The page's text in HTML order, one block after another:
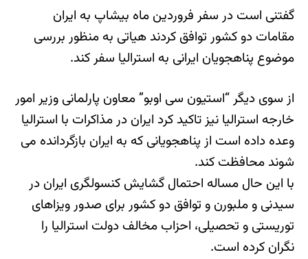
گفتنی است در سفر فروردین ماه بیشاپ به ایران
مقامات دو کشور توافق کردند هیاتی به منظور بررسی
موضوع پناهجویان ایرانی به استرالیا سفر کند.
از سوی دیگر “استیون سی اوبو” معاون پارلمانی وزیر امور
خارجه استرالیا نیز تاکید کرد ایران در مذاکرات با استرالیا
وعده داده است از پناهجویانی که به ایران بازگردانده می
شوند محافظت کند.
با این حال مساله احتمال گشایش کنسولگری ایران در
سیدنی و ملبورن و توافق دو کشور برای صدور ویزاهای
توریستی و تحصیلی، احزاب مخالف دولت استرالیا را
نگران کرده است.